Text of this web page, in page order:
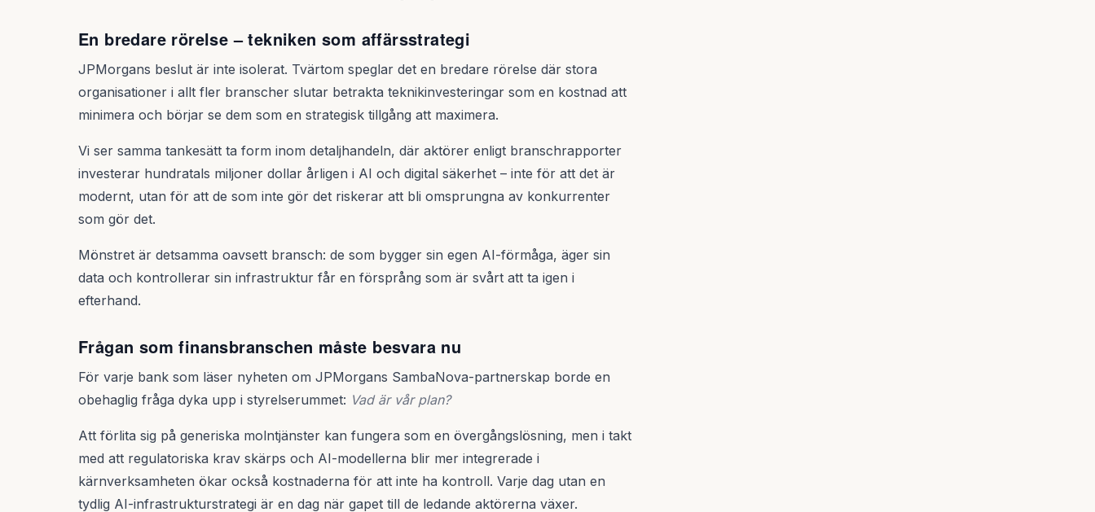
En bredare rörelse – tekniken som affärsstrategi
JPMorgans beslut är inte isolerat. Tvärtom speglar det en bredare rörelse där stora
organisationer i allt fler branscher slutar betrakta teknikinvesteringar som en kostnad att
minimera och börjar se dem som en strategisk tillgång att maximera.
Vi ser samma tankesätt ta form inom detaljhandeln, där aktörer enligt branschrapporter
investerar hundratals miljoner dollar årligen i AI och digital säkerhet – inte för att det är
modernt, utan för att de som inte gör det riskerar att bli omsprungna av konkurrenter
som gör det.
Mönstret är detsamma oavsett bransch: de som bygger sin egen AI-förmåga, äger sin
data och kontrollerar sin infrastruktur får en försprång som är svårt att ta igen i
efterhand.
Frågan som finansbranschen måste besvara nu
För varje bank som läser nyheten om JPMorgans SambaNova-partnerskap borde en
obehaglig fråga dyka upp i styrelserummet: Vad är vår plan?
Att förlita sig på generiska molntjänster kan fungera som en övergångslösning, men i takt
med att regulatoriska krav skärps och AI-modellerna blir mer integrerade i
kärnverksamheten ökar också kostnaderna för att inte ha kontroll. Varje dag utan en
tydlig AI-infrastrukturstrategi är en dag när gapet till de ledande aktörerna växer.